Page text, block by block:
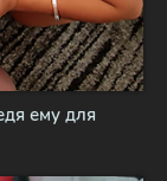
ему для